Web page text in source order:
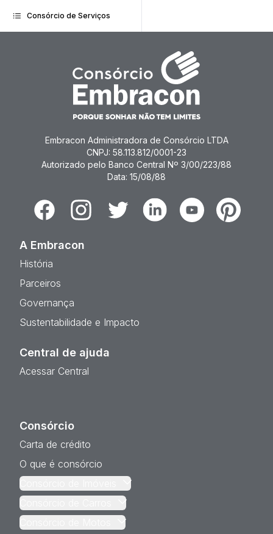
Consórcio de Serviços
Embracon Administradora de Consórcio LTDA
CNPJ: 58.113.812/0001-23
Autorizado pelo Banco Central Nº 3/00/223/88
Data: 15/08/88
FacebookInstagramTwitter LinkedinYoutubePinterest
A Embracon
História
Parceiros
Governança
Sustentabilidade e Impacto
Central de ajuda
Acessar Central
Consórcio
Carta de crédito
O que é consórcio